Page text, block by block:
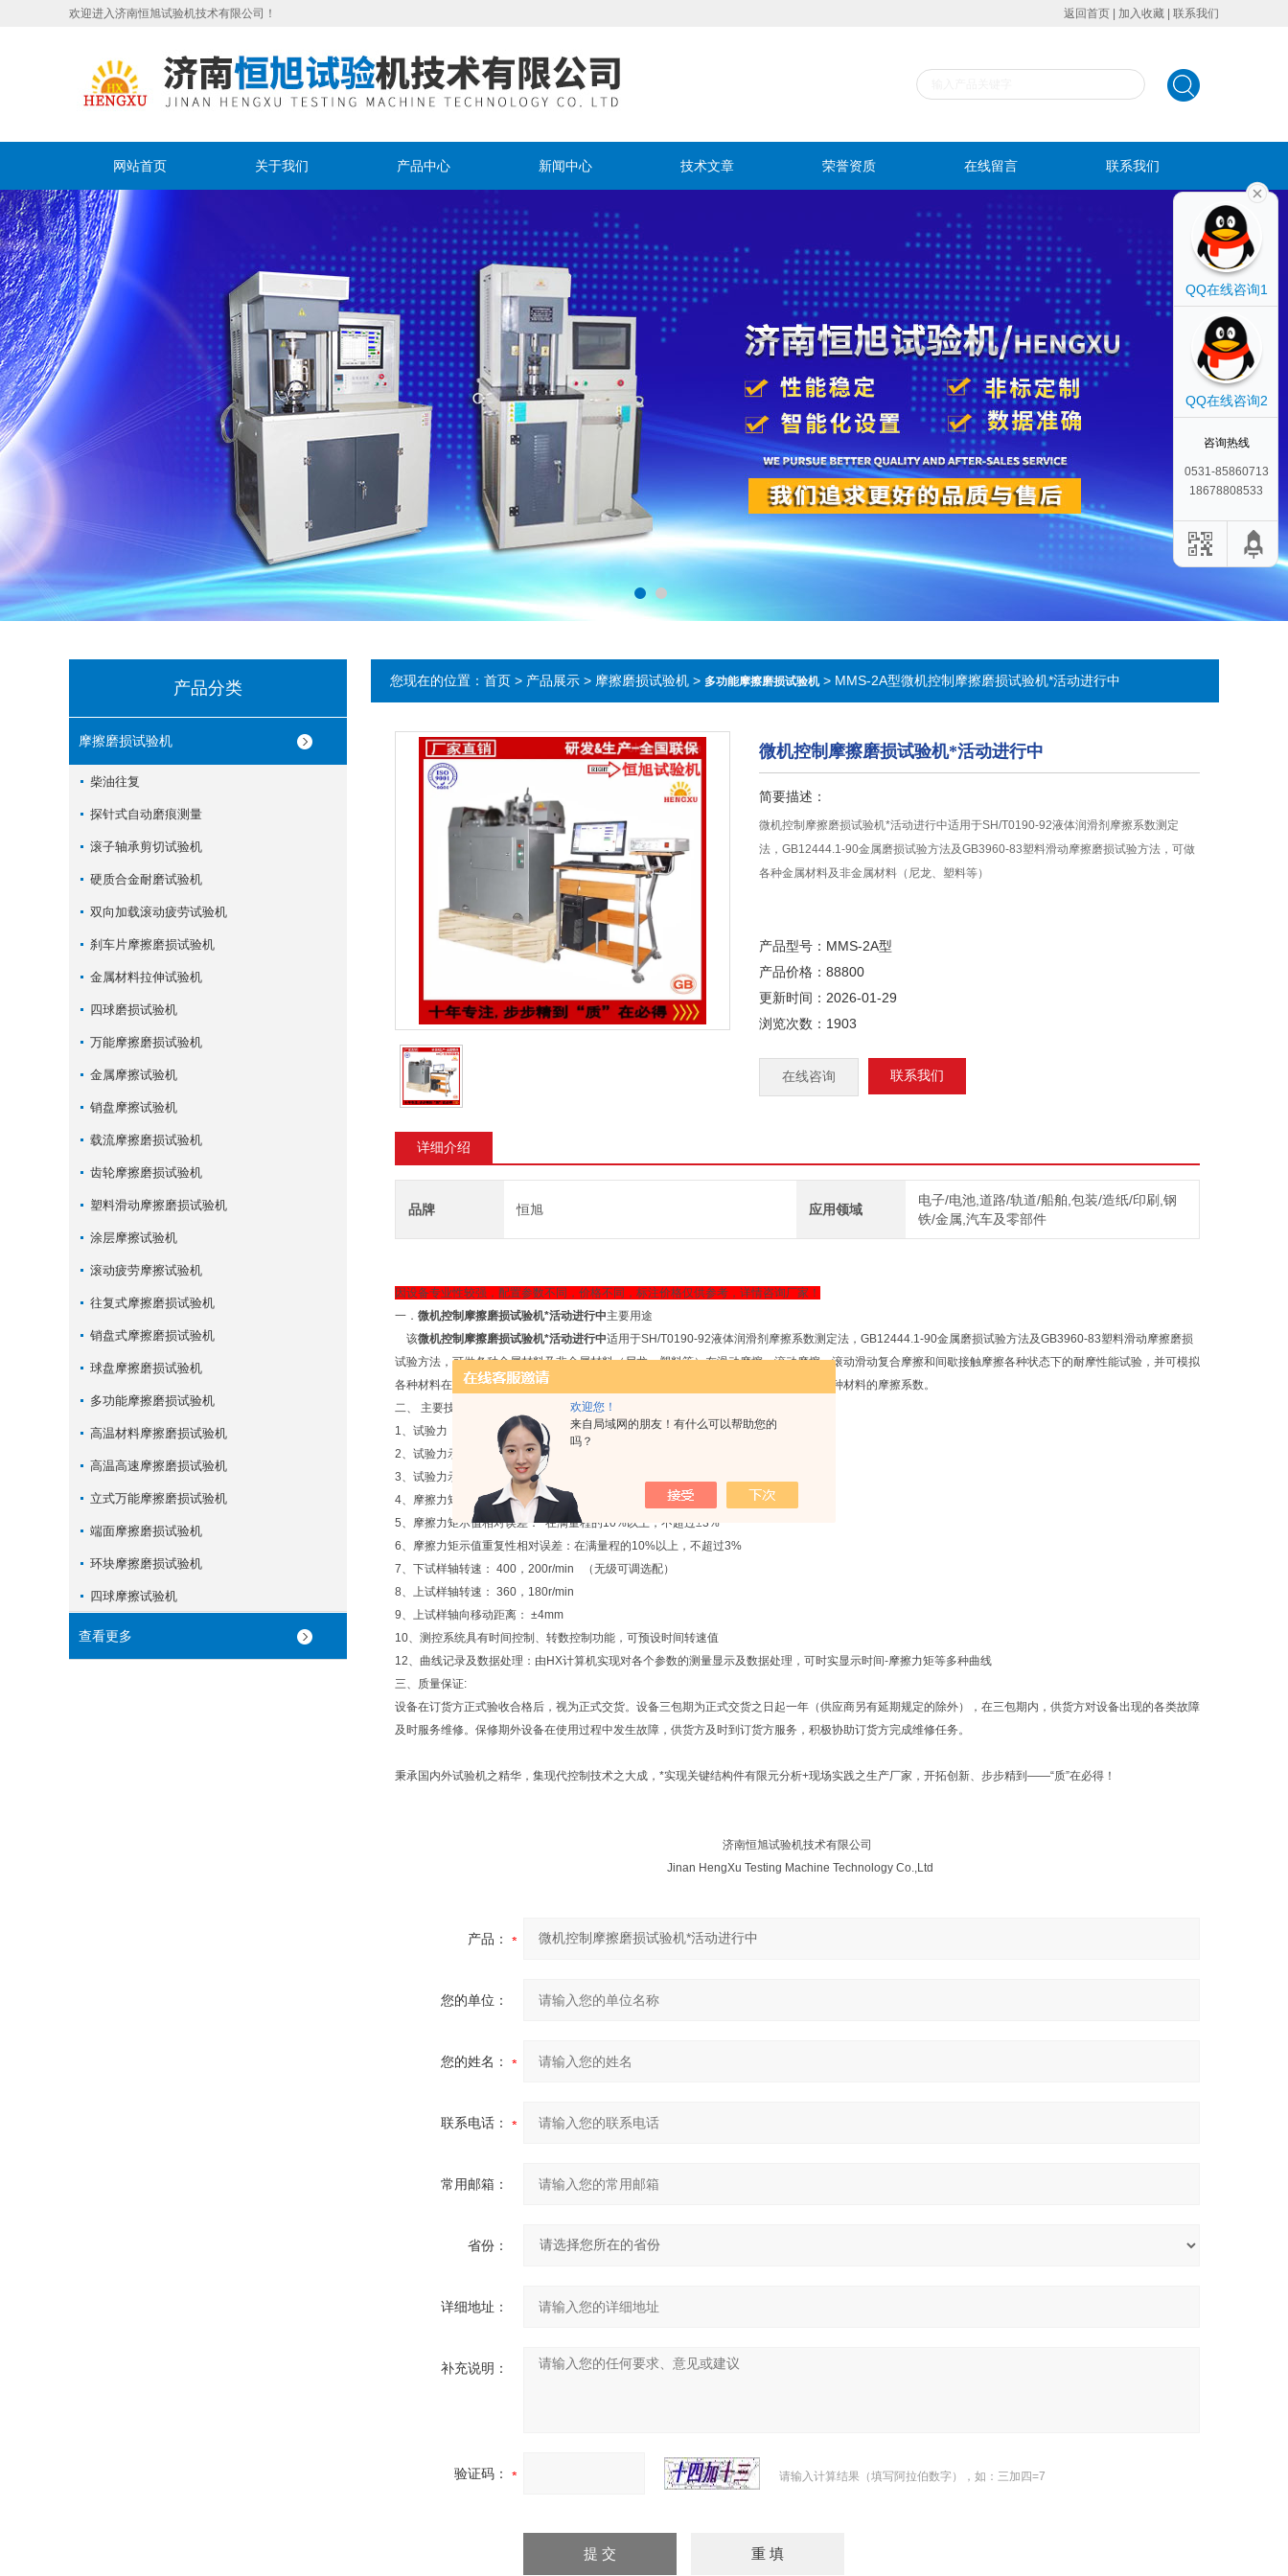
欢迎您！
来自局域网的朋友！有什么可以帮助您的
吗？
欢迎进入济南恒旭试验机技术有限公司！ 返回首页 加入收藏 联系我们
网站首页 关于我们 产品中心 新闻中心 技术文章 荣誉资质 在线留言 联系我们
产品分类
摩擦磨损试验机
柴油往复
探针式自动磨痕测量
滚子轴承剪切试验机
硬质合金耐磨试验机
双向加载滚动疲劳试验机
刹车片摩擦磨损试验机
金属材料拉伸试验机
四球磨损试验机
万能摩擦磨损试验机
金属摩擦试验机
销盘摩擦试验机
载流摩擦磨损试验机
齿轮摩擦磨损试验机
塑料滑动摩擦磨损试验机
涂层摩擦试验机
滚动疲劳摩擦试验机
往复式摩擦磨损试验机
销盘式摩擦磨损试验机
球盘摩擦磨损试验机
多功能摩擦磨损试验机
高温材料摩擦磨损试验机
高温高速摩擦磨损试验机
立式万能摩擦磨损试验机
端面摩擦磨损试验机
环块摩擦磨损试验机
四球摩擦试验机
查看更多
您现在的位置： 首页 > 产品展示 > 摩擦磨损试验机 > 多功能摩擦磨损试验机> MMS-2A型微机控制摩擦磨损试验机*活动进行中
微机控制摩擦磨损试验机*活动进行中
简要描述：
微机控制摩擦磨损试验机*活动进行中适用于SH/T0190-92液体润滑剂摩擦系数测定
法，GB12444.1-90金属磨损试验方法及GB3960-83塑料滑动摩擦磨损试验方法，可做
各种金属材料及非金属材料（尼龙、塑料等）
产品型号：MMS-2A型
产品价格：88800
更新时间：2026-01-29
浏览次数：1903
在线咨询 联系我们
详细介绍
品牌 恒旭 应用领域
电子/电池,道路/轨道/船舶,包装/造纸/印刷,钢
铁/金属,汽车及零部件
因设备专业性较强，配置参数不同，价格不同，标注价格仅供参考，详情咨询厂家！
一． 微机控制摩擦磨损试验机*活动进行中主要用途
该微机控制摩擦磨损试验机*活动进行中适用于SH/T0190-92液体润滑剂摩擦系数测定法，GB12444.1-90金属磨损试验方法及GB3960-83塑料滑动摩擦磨损
试验方法，可做各种金属材料及非金属材料（尼龙、塑料等）在滑动摩擦、滚动摩擦、滚动滑动复合摩擦和间歇接触摩擦各种状态下的耐摩性能试验，并可模拟
各种材料在不同的摩擦条件下进行湿摩擦、干摩擦以及磨料磨损等多种试验，可测定各种材料的摩擦系数。
二、 主要技术规格：
1、试验力： 2000N
2、试验力示值相对误差： 在满量程的10%以上，不超过±2%
3、试验力示值重复性相对误差： 在满量程的10%以上，不超过2%
4、摩擦力矩测量范围： 0-15N.m
5、摩擦力矩示值相对误差： 在满量程的10%以上，不超过±3%
6、摩擦力矩示值重复性相对误差：在满量程的10%以上，不超过3%
7、下试样轴转速： 400，200r/min （无级可调选配）
8、上试样轴转速： 360，180r/min
9、上试样轴向移动距离： ±4mm
10、测控系统具有时间控制、转数控制功能，可预设时间转速值
12、曲线记录及数据处理：由HX计算机实现对各个参数的测量显示及数据处理，可时实显示时间-摩擦力矩等多种曲线
三、质量保证:
设备在订货方正式验收合格后，视为正式交货。设备三包期为正式交货之日起一年（供应商另有延期规定的除外），在三包期内，供货方对设备出现的各类故障
及时服务维修。保修期外设备在使用过程中发生故障，供货方及时到订货方服务，积极协助订货方完成维修任务。
秉承国内外试验机之精华，集现代控制技术之大成，*实现关键结构件有限元分析+现场实践之生产厂家，开拓创新、步步精到——“质”在必得！
济南恒旭试验机技术有限公司
Jinan HengXu Testing Machine Technology Co.,Ltd
产品：
您的单位：
您的姓名：
联系电话：
常用邮箱：
省份：
详细地址：
补充说明：
验证码： 请输入计算结果（填写阿拉伯数字），如：三加四=7
QQ在线咨询1
QQ在线咨询2
咨询热线
0531-85860713
18678808533